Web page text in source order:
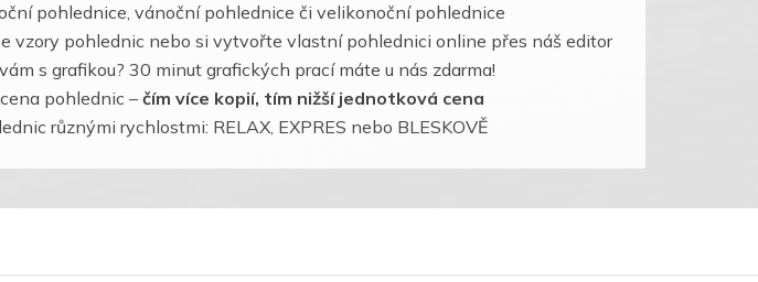
pohlednice, vánoční pohlednice či velikonoční pohlednice
vzory pohlednic nebo si vytvořte vlastní pohlednici online přes náš editor
s grafikou? 30 minut grafických prací máte u nás zdarma!
pohlednic – čím více kopií, tím nižší jednotková cena
různými rychlostmi: RELAX, EXPRES nebo BLESKOVĚ